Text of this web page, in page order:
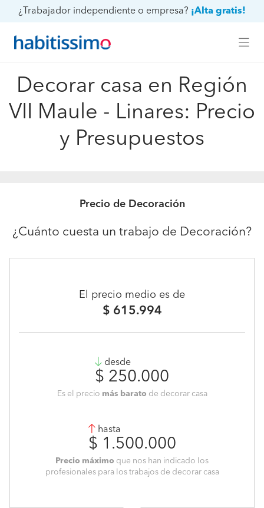
¿Trabajador independiente o empresa? ¡Alta gratis!
Decorar casa en Región
VII Maule - Linares: Precio
y Presupuestos
Precio de Decoración
¿Cuánto cuesta un trabajo de Decoración?
El precio medio es de
$ 615.994
desde
$ 250.000
Es el precio más barato de decorar casa
hasta
$ 1.500.000
Precio máximo que nos han indicado los
profesionales para los trabajos de decorar casa